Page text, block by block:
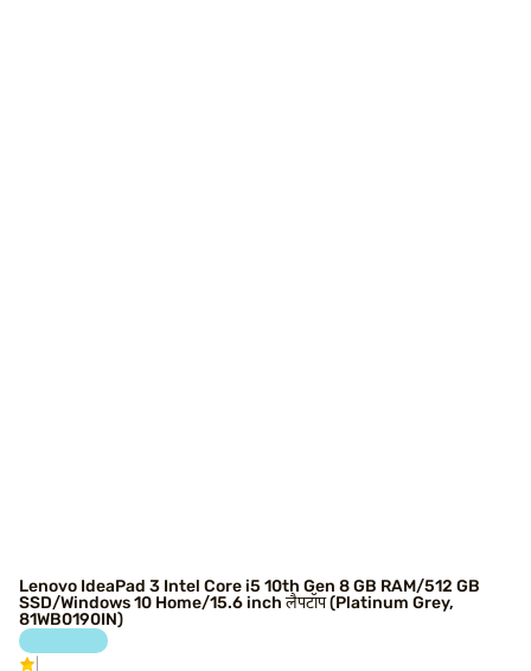
Lenovo IdeaPad 3 Intel Core i5 10th Gen 8 GB RAM/512 GB
SSD/Windows 10 Home/15.6 inch लैपटॉप (Platinum Grey,
81WB0190IN)